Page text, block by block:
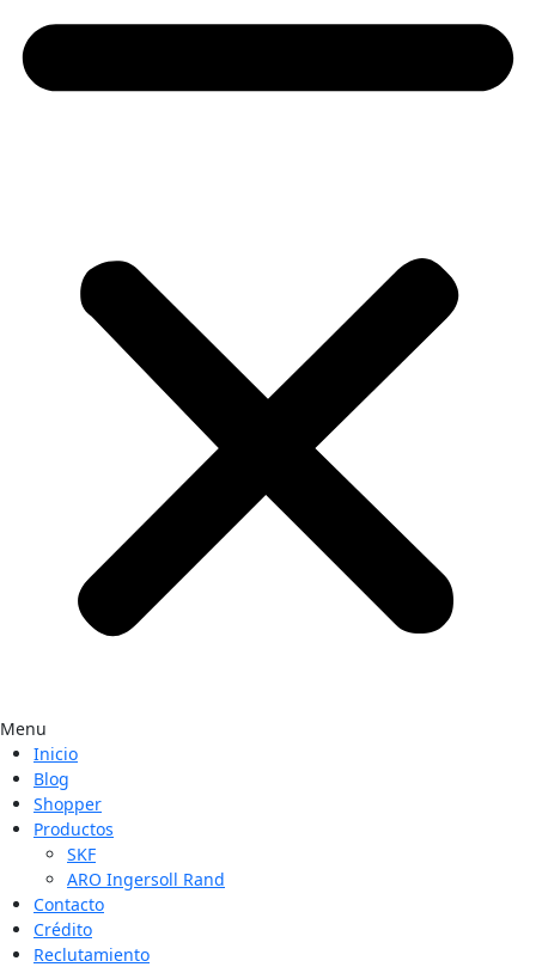
Menu
Inicio
Blog
Shopper
Productos
SKF
ARO Ingersoll Rand
Contacto
Crédito
Reclutamiento